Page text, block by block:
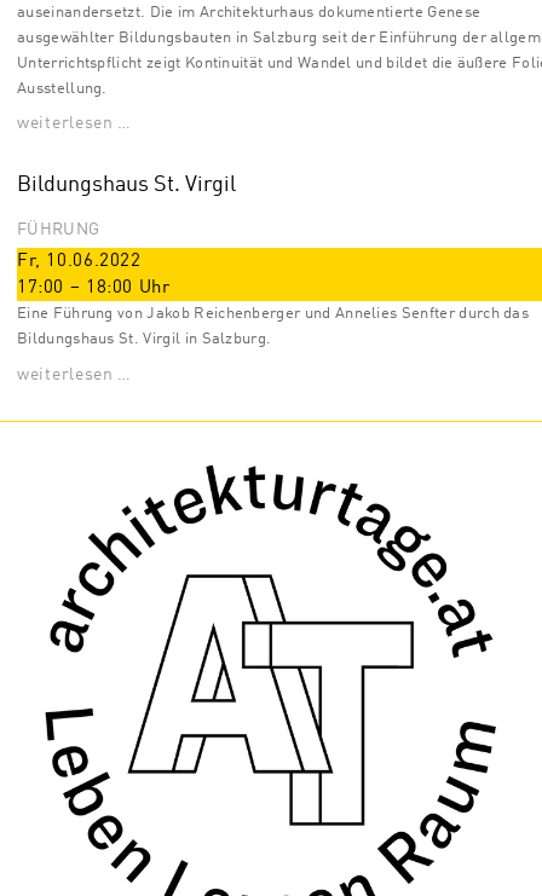
auseinandersetzt. Die im Architekturhaus dokumentierte Genese
ausgewählter Bildungsbauten in Salzburg seit der Einführung der
Unterrichtspflicht zeigt Kontinuität und Wandel und bildet die äußere
Ausstellung.
weiterlesen …
Bildungshaus St. Virgil
FÜHRUNG
Fr, 10.06.2022
17:00 – 18:00 Uhr
Eine Führung von Jakob Reichenberger und Annelies Senfter durch das
Bildungshaus St. Virgil in Salzburg.
weiterlesen …